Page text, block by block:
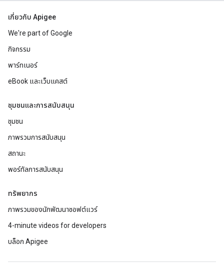
เกี่ยวกับ Apigee
We're part of Google
กิจกรรม
พาร์ทเนอร์
eBook และเว็บแคสต์
ชุมชนและการสนับสนุน
ชุมชน
ภาพรวมการสนับสนุน
สถานะ
พอร์ทัลการสนับสนุน
ทรัพยากร
ภาพรวมของนักพัฒนาซอฟต์แวร์
4-minute videos for developers
บล็อก Apigee